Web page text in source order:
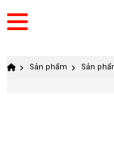
Sản phẩm Sản